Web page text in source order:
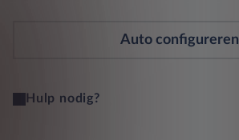
Auto configureren
Hulp nodig?